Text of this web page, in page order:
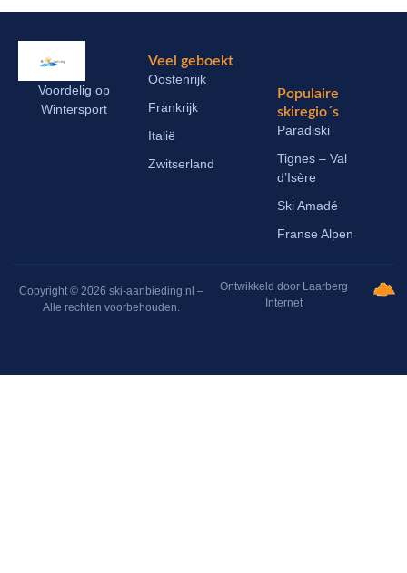
Voordelig op
Wintersport
Veel geboekt
Oostenrijk
Frankrijk
Italië
Zwitserland
Populaire
skiregio´s
Paradiski
Tignes – Val
d’Isère
Ski Amadé
Franse Alpen
Copyright © 2026 ski-aanbieding.nl –
Alle rechten voorbehouden.
Ontwikkeld door Laarberg
Internet